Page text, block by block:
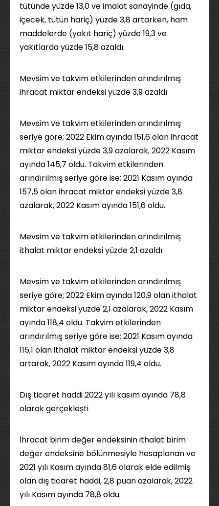
tütünde yüzde 13,0 ve imalat sanayinde (gıda,
içecek, tütün hariç) yüzde 3,8 artarken, ham
maddelerde (yakıt hariç) yüzde 19,3 ve
yakıtlarda yüzde 15,8 azaldı.
Mevsim ve takvim etkilerinden arındırılmış
ihracat miktar endeksi yüzde 3,9 azaldı
Mevsim ve takvim etkilerinden arındırılmış
seriye göre; 2022 Ekim ayında 151,6 olan ihracat
miktar endeksi yüzde 3,9 azalarak, 2022 Kasım
ayında 145,7 oldu. Takvim etkilerinden
arındırılmış seriye göre ise; 2021 Kasım ayında
157,5 olan ihracat miktar endeksi yüzde 3,8
azalarak, 2022 Kasım ayında 151,6 oldu.
Mevsim ve takvim etkilerinden arındırılmış
ithalat miktar endeksi yüzde 2,1 azaldı
Mevsim ve takvim etkilerinden arındırılmış
seriye göre; 2022 Ekim ayında 120,9 olan ithalat
miktar endeksi yüzde 2,1 azalarak, 2022 Kasım
ayında 118,4 oldu. Takvim etkilerinden
arındırılmış seriye göre ise; 2021 Kasım ayında
115,1 olan ithalat miktar endeksi yüzde 3,8
artarak, 2022 Kasım ayında 119,4 oldu.
Dış ticaret haddi 2022 yılı kasım ayında 78,8
olarak gerçekleşti
İhracat birim değer endeksinin ithalat birim
değer endeksine bölünmesiyle hesaplanan ve
2021 yılı Kasım ayında 81,6 olarak elde edilmiş
olan dış ticaret haddi, 2,8 puan azalarak, 2022
yılı Kasım ayında 78,8 oldu.